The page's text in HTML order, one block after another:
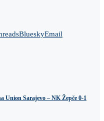
BlueskyEmail
Union Sarajevo – NK Žepče 0-1